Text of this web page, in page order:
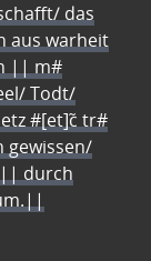
das
aus warheit
|| m#
Todt/
#[et]c̃ tr#
gewissen/
|| durch